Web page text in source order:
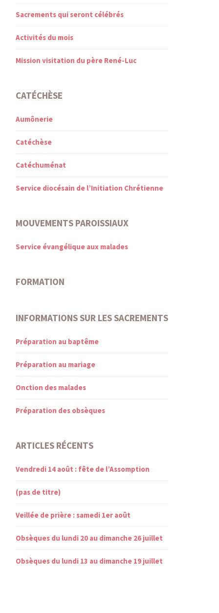
Sacrements qui seront célébrés
Activités du mois
Mission visitation du père René-Luc
CATÉCHÈSE
Aumônerie
Catéchèse
Catéchuménat
Service diocésain de l’Initiation Chrétienne
MOUVEMENTS PAROISSIAUX
Service évangélique aux malades
FORMATION
INFORMATIONS SUR LES SACREMENTS
Préparation au baptême
Préparation au mariage
Onction des malades
Préparation des obsèques
ARTICLES RÉCENTS
Vendredi 14 août : fête de l’Assomption
(pas de titre)
Veillée de prière : samedi 1er août
Obsèques du lundi 20 au dimanche 26 juillet
Obsèques du lundi 13 au dimanche 19 juillet